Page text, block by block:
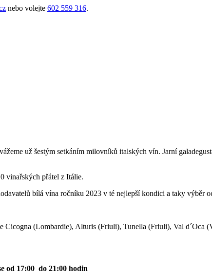
nebo volejte 602 559 316.
už šestým setkáním milovníků italských vín. Jarní
vinařských přátel z Itálie.
bílá vína ročníku 2023 v té nejlepší kondici a taky výběr
(Lombardie), Alturis (Friuli), Tunella (Friuli), Val d´Oca
od 17:00 do 21:00 hodin